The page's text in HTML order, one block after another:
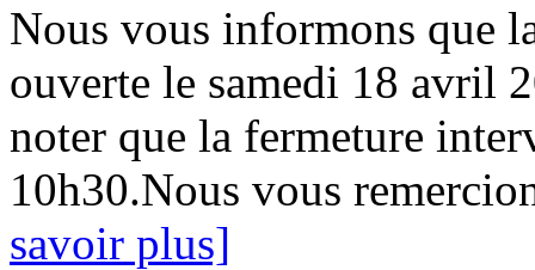
Nous vous informons que
ouverte le samedi 18 avril
noter que la fermeture
10h30.Nous vous
savoir plus]